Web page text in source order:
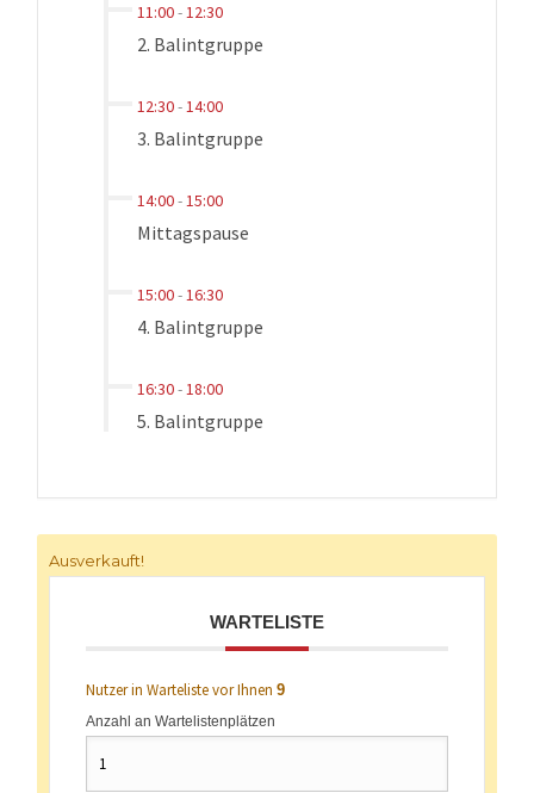
11:00-12:30
2. Balintgruppe
12:30-14:00
3. Balintgruppe
14:00-15:00
Mittagspause
15:00-16:30
4. Balintgruppe
16:30-18:00
5. Balintgruppe
Ausverkauft!
WARTELISTE
Nutzer in Warteliste vor Ihnen9
Anzahl an Wartelistenplätzen